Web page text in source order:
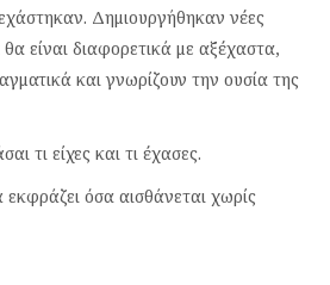
Δημιουργήθηκαν νέες
είναι διαφορετικά με αξέχαστα,
και γνωρίζουν την ουσία της
τι είχες και τι έχασες.
όσα αισθάνεται χωρίς